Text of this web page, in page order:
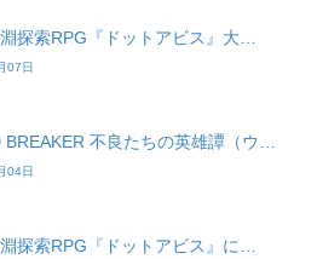
探索RPG『ドットアビス』大…
07日
BREAKER 不良たちの英雄譚（ウ…
04日
探索RPG『ドットアビス』に…